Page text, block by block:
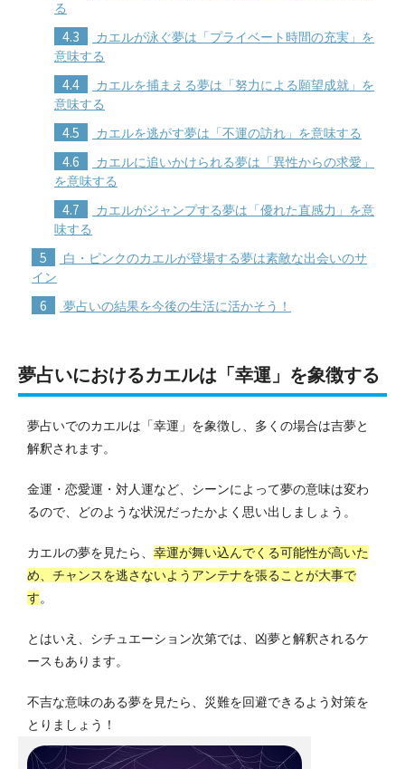
る
4.3
カエルが泳ぐ夢は「プライベート時間の充実」を
意味する
4.4
カエルを捕まえる夢は「努力による願望成就」を
意味する
4.5 カエルを逃がす夢は「不運の訪れ」を意味する
4.6
カエルに追いかけられる夢は「異性からの求愛」
を意味する
4.7
カエルがジャンプする夢は「優れた直感力」を意
味する
5
白・ピンクのカエルが登場する夢は素敵な出会いのサ
イン
6 夢占いの結果を今後の生活に活かそう！
夢占いにおけるカエルは「幸運」を象徴する
夢占いでのカエルは「幸運」を象徴し、多くの場合は吉夢と
解釈されます。
金運・恋愛運・対人運など、シーンによって夢の意味は変わ
るので、どのような状況だったかよく思い出しましょう。
カエルの夢を見たら、 幸運が舞い込んでくる可能性が高いた
め、チャンスを逃さないようアンテナを張ることが大事で
す。
とはいえ、シチュエーション次第では、凶夢と解釈されるケ
ースもあります。
不吉な意味のある夢を見たら、災難を回避できるよう対策を
とりましょう！